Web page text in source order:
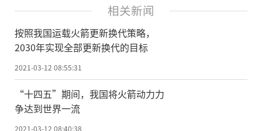
号甲系列及长征四号系列运载火箭发动机均
采用四氧化二氮/偏二甲肼有毒推进剂，且需
要付出巨大成本代价，不符合绿色环保的国
际发展潮流。
近年来，航天科技集团研制的新一代运
载火箭长征五号、六号、七号已经进入工程
相关新闻
按照我国运载火箭更新换代策略，
2030年实现全部更新换代的目标
2021-03-12 08:55:31
“十四五”期间，我国将火箭动力力
争达到世界一流
2021-03-12 08:40:38